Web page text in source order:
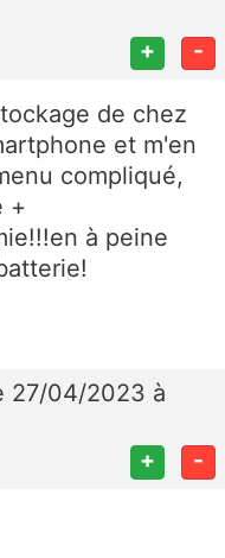
+ -
de chez
et m'en
compliqué,
+
à peine
27/04/2023 à
+ -